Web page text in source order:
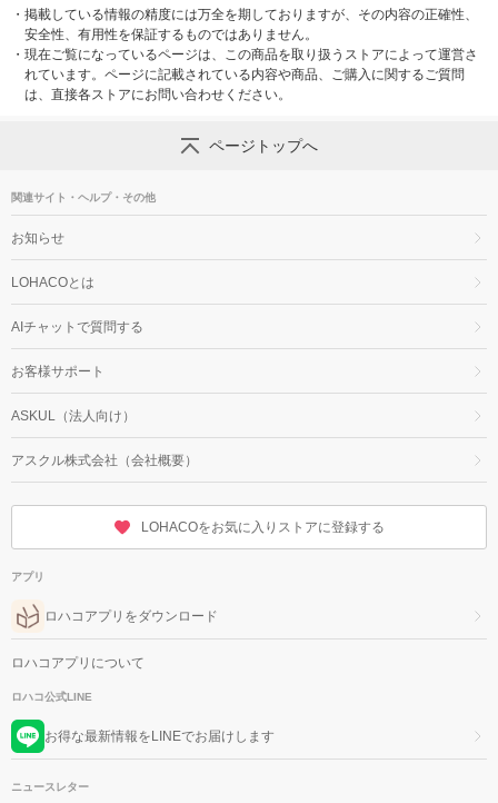
・ 掲載している情報の精度には万全を期しておりますが、その内容の正確性、
安全性、有用性を保証するものではありません。
・ 現在ご覧になっているページは、この商品を取り扱うストアによって運営さ
れています。ページに記載されている内容や商品、ご購入に関するご質問
は、直接各ストアにお問い合わせください。
ページトップへ
関連サイト・ヘルプ・その他
お知らせ
LOHACOとは
AIチャットで質問する
お客様サポート
ASKUL（法人向け）
アスクル株式会社（会社概要）
LOHACOをお気に入りストアに登録する
アプリ
ロハコアプリをダウンロード
ロハコアプリについて
ロハコ公式LINE
お得な最新情報をLINEでお届けします
ニュースレター